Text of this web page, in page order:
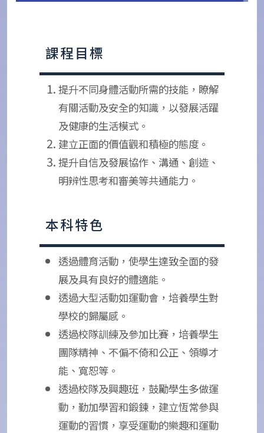
課程目標
提升不同身體活動所需的技能，瞭解
有關活動及安全的知識，以發展活躍
及健康的生活模式。
建立正面的價值觀和積極的態度。
提升自信及發展協作、溝通、創造、
明辨性思考和審美等共通能力。
本科特色
透過體育活動，使學生達致全面的發
展及具有良好的體適能。
透過大型活動如運動會，培養學生對
學校的歸屬感。
透過校隊訓練及參加比賽，培養學生
團隊精神、不偏不倚和公正、領導才
能、寬恕等。
透過校隊及興趣班，鼓勵學生多做運
動，勤加學習和鍛鍊，建立恆常參與
運動的習慣，享受運動的樂趣和運動